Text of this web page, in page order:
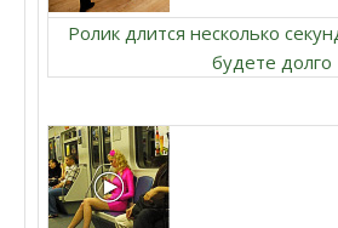
Ролик длится несколько
будете долго